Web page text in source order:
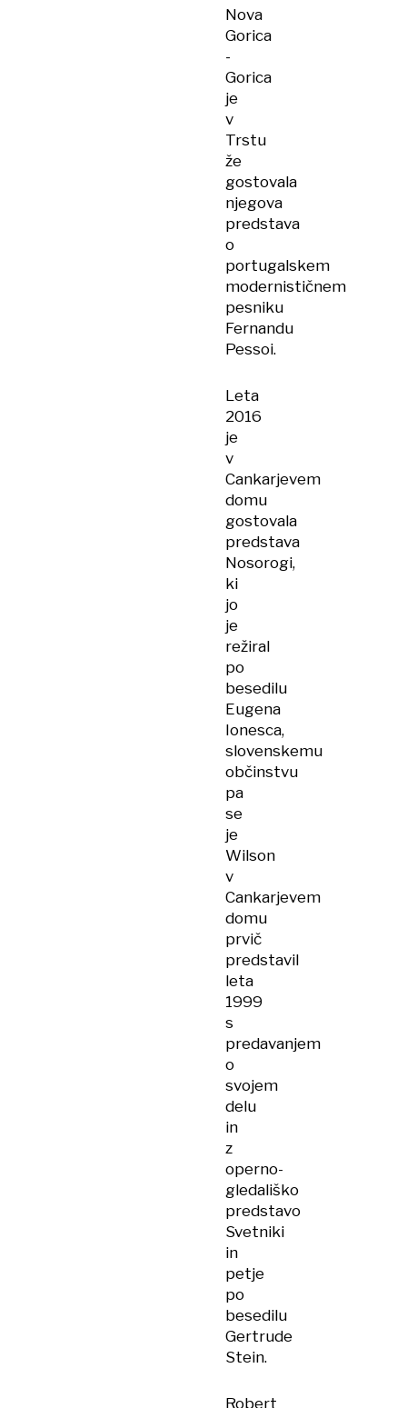
Nova
Gorica
-
Gorica
je
v
Trstu
že
gostovala
njegova
predstava
o
portugalskem
modernističnem
pesniku
Fernandu
Pessoi.
Leta
2016
je
v
Cankarjevem
domu
gostovala
predstava
Nosorogi,
ki
jo
je
režiral
po
besedilu
Eugena
Ionesca,
slovenskemu
občinstvu
pa
se
je
Wilson
v
Cankarjevem
domu
prvič
predstavil
leta
1999
s
predavanjem
o
svojem
delu
in
z
operno-
gledališko
predstavo
Svetniki
in
petje
po
besedilu
Gertrude
Stein.
Robert